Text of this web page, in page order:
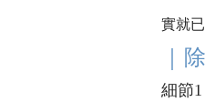
實就
｜
細節